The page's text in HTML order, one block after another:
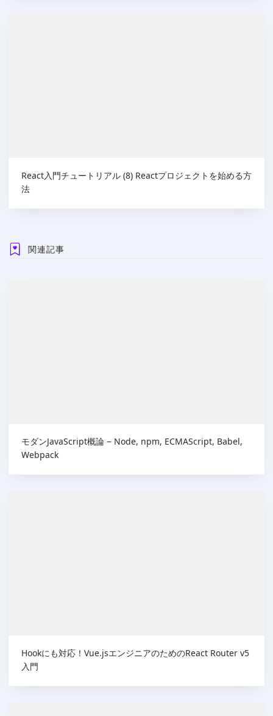
React入門チュートリアル (8) Reactプロジェクトを始める方
法
関連記事
モダンJavaScript概論 − Node, npm, ECMAScript, Babel,
Webpack
Hookにも対応！Vue.jsエンジニアのためのReact Router v5
入門